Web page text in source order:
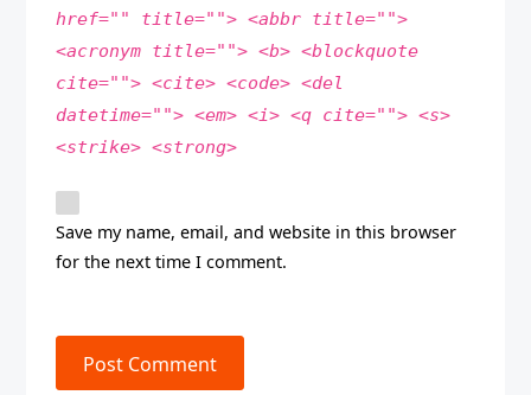
href="" title=""> <abbr title="">
<acronym title=""> <b> <blockquote
cite=""> <cite> <code> <del
datetime=""> <em> <i> <q cite=""> <s>
<strike> <strong>
Save my name, email, and website in this browser
for the next time I comment.
Post Comment